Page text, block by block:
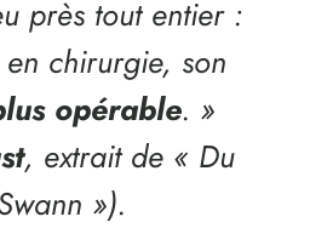
près tout entier :
chirurgie, son
opérable. »
, extrait de « Du
»).